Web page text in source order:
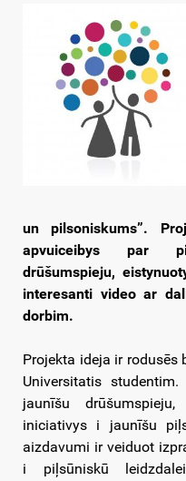
un pilsoniskums”.
apvuiceibys par
drūšumspieju,
interesanti video ar
dorbim.
Projekta ideja ir
Universitatis
jaunīšu
iniciativys i jaunīšu
aizdavumi ir veiduot
i piļsūniskū